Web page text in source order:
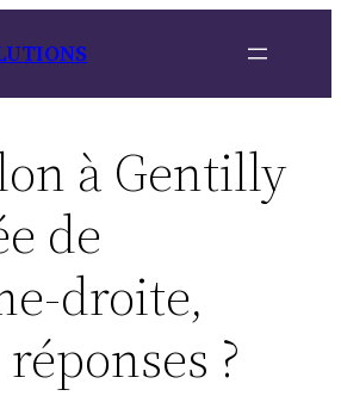
à Gentilly
de
droite,
?